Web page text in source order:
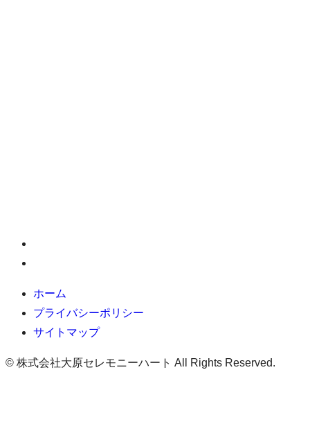
ホーム
プライバシーポリシー
サイトマップ
© 株式会社大原セレモニーハート All Rights Reserved.